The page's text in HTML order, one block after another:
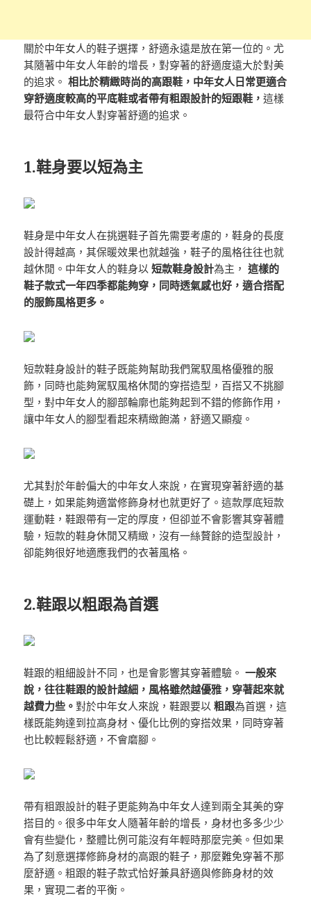
關於中年女人的鞋子選擇，舒適永遠是放在第一位的。尤
其隨著中年女人年齡的增長，對穿著的舒適度遠大於對美
的追求。相比於精緻時尚的高跟鞋，中年女人日常更適合
穿舒適度較高的平底鞋或者帶有粗跟設計的短跟鞋，這樣
最符合中年女人對穿著舒適的追求。
1.鞋身要以短為主
鞋身是中年女人在挑選鞋子首先需要考慮的，鞋身的長度
設計得越高，其保暖效果也就越強，鞋子的風格往往也就
越休閒。中年女人的鞋身以短款鞋身設計為主，這樣的
鞋子款式一年四季都能夠穿，同時透氣感也好，適合搭配
的服飾風格更多。
短款鞋身設計的鞋子既能夠幫助我們駕馭風格優雅的服
飾，同時也能夠駕馭風格休閒的穿搭造型，百搭又不挑腳
型，對中年女人的腳部輪廓也能夠起到不錯的修飾作用，
讓中年女人的腳型看起來精緻飽滿，舒適又顯瘦。
尤其對於年齡偏大的中年女人來說，在實現穿著舒適的基
礎上，如果能夠適當修飾身材也就更好了。這款厚底短款
運動鞋，鞋跟帶有一定的厚度，但卻並不會影響其穿著體
驗，短款的鞋身休閒又精緻，沒有一絲贅餘的造型設計，
卻能夠很好地適應我們的衣著風格。
2.鞋跟以粗跟為首選
鞋跟的粗細設計不同，也是會影響其穿著體驗。一般來
說，往往鞋跟的設計越細，風格雖然越優雅，穿著起來就
越費力些。對於中年女人來說，鞋跟要以粗跟為首選，這
樣既能夠達到拉高身材、優化比例的穿搭效果，同時穿著
也比較輕鬆舒適，不會磨腳。
帶有粗跟設計的鞋子更能夠為中年女人達到兩全其美的穿
搭目的。很多中年女人隨著年齡的增長，身材也多多少少
會有些變化，整體比例可能沒有年輕時那麼完美。但如果
為了刻意選擇修飾身材的高跟的鞋子，那麼難免穿著不那
麼舒適。粗跟的鞋子款式恰好兼具舒適與修飾身材的效
果，實現二者的平衡。